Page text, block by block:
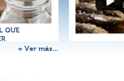
QUE
+ Ver más...